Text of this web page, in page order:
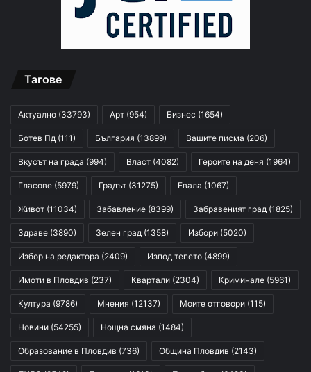
Тагове
Актуално (33793) Арт (954) Бизнес (1654)
Ботев Пд (111) България (13899) Вашите писма (206)
Вкусът на града (994) Власт (4082) Героите на деня (1964)
Гласове (5979) Градът (31275) Евала (1067)
Живот (11034) Забавление (8399) Забравеният град (1825)
Здраве (3890) Зелен град (1358) Избори (5020)
Избор на редактора (2409) Изпод тепето (4899)
Имоти в Пловдив (237) Квартали (2304) Криминале (5961)
Култура (9786) Мнения (12137) Моите отговори (115)
Новини (54255) Нощна смяна (1484)
Образование в Пловдив (736) Община Пловдив (2143)